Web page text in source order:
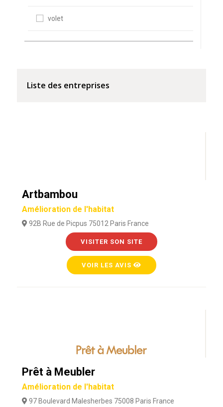
volet
Liste des entreprises
Artbambou
Amélioration de l'habitat
92B Rue de Picpus 75012 Paris France
VISITER SON SITE
VOIR LES AVIS
Prêt à Meubler
Amélioration de l'habitat
97 Boulevard Malesherbes 75008 Paris France